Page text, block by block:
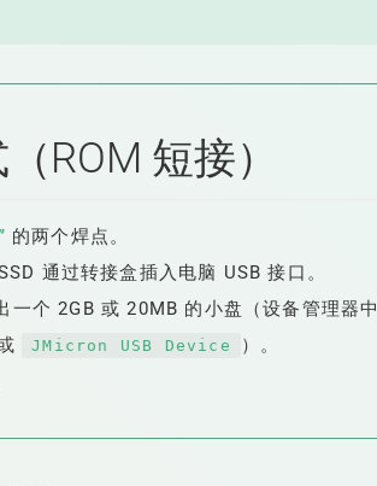
ROM 短接）
的两个焊点。
通过转接盒插入电脑 USB 接口。
个 2GB 或 20MB 的小盘（设备管理器中
JMicron USB Device
）。